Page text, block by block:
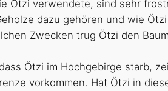
Ötzi verwendete, sind sehr
dazu gehören und wie
Zwecken trug Ötzi den
Ötzi im Hochgebirge starb,
vorkommen. Hat Ötzi in